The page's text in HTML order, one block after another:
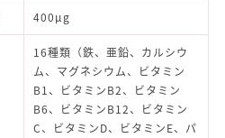
400μg
16種類（鉄、亜鉛、カルシウ
ム、マグネシウム、ビタミン
B1、ビタミンB2、ビタミン
B6、ビタミンB12、ビタミン
C、ビタミンD、ビタミンE、パ